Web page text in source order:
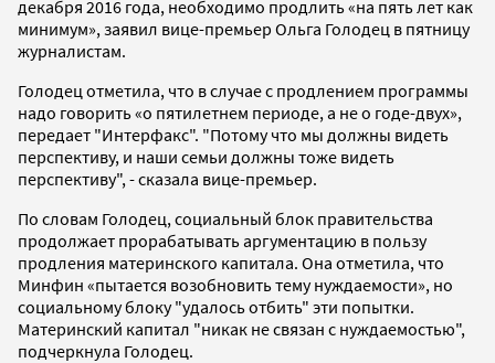
декабря 2016 года, необходимо продлить «на пять лет как
минимум», заявил вице-премьер Ольга Голодец в пятницу
журналистам.
Голодец отметила, что в случае с продлением программы
надо говорить «о пятилетнем периоде, а не о годе-двух»,
передает "Интерфакс". "Потому что мы должны видеть
перспективу, и наши семьи должны тоже видеть
перспективу", - сказала вице-премьер.
По словам Голодец, социальный блок правительства
продолжает прорабатывать аргументацию в пользу
продления материнского капитала. Она отметила, что
Минфин «пытается возобновить тему нуждаемости», но
социальному блоку "удалось отбить" эти попытки.
Материнский капитал "никак не связан с нуждаемостью",
подчеркнула Голодец.